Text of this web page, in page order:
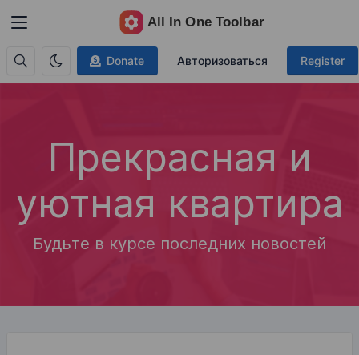
Donate Авторизоваться Register
Прекрасная и
уютная квартира
Будьте в курсе последних новостей